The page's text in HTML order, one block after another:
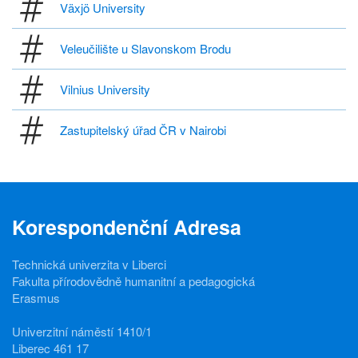
Växjö University
Veleučilište u Slavonskom Brodu
Vilnius University
Zastupitelský úřad ČR v Nairobi
Korespondenční Adresa
Technická univerzita v Liberci
Fakulta přírodovědně humanitní a pedagogická
Erasmus
Univerzitní náměstí 1410/1
Liberec 461 17